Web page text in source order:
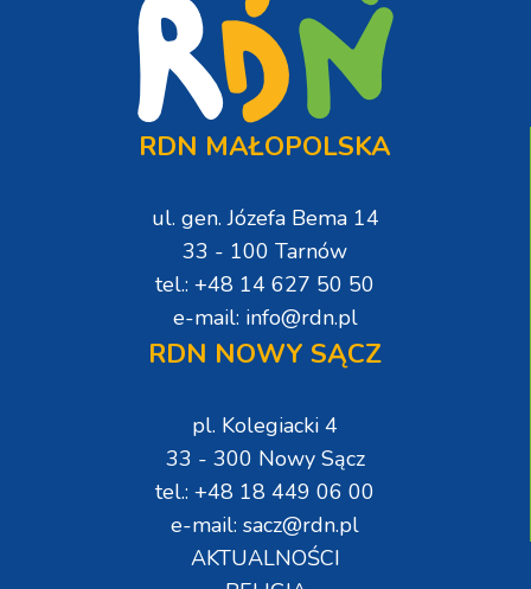
RDN MAŁOPOLSKA
ul. gen. Józefa Bema 14
33 - 100 Tarnów
tel.: +48 14 627 50 50
e-mail: info@rdn.pl
RDN NOWY SĄCZ
pl. Kolegiacki 4
33 - 300 Nowy Sącz
tel.: +48 18 449 06 00
e-mail: sacz@rdn.pl
AKTUALNOŚCI